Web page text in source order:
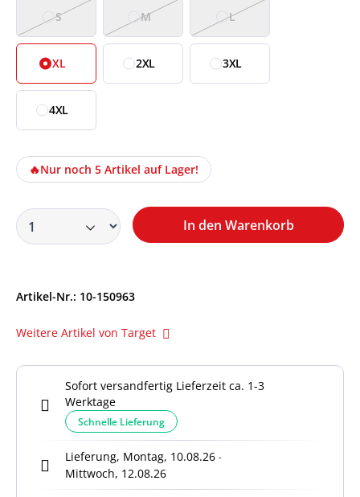
S M L
XL 2XL 3XL
4XL
🔥Nur noch 5 Artikel auf Lager!
In den Warenkorb
Artikel-Nr.: 10-150963
Weitere Artikel von Target
Sofort versandfertig Lieferzeit ca. 1-3
Werktage
Schnelle Lieferung
Lieferung, Montag, 10.08.26 -
Mittwoch, 12.08.26